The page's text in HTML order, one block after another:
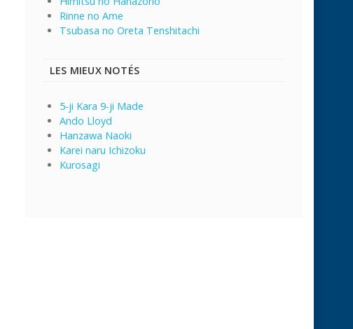
Rinne no Ame
Tsubasa no Oreta Tenshitachi
LES MIEUX NOTÉS
5-ji Kara 9-ji Made
Ando Lloyd
Hanzawa Naoki
Karei naru Ichizoku
Kurosagi